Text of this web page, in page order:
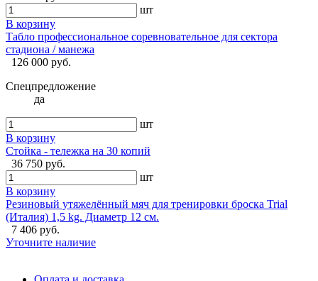
шт
В корзину
Табло профессиональное соревновательное для сектора
стадиона / манежа
126 000 руб.
Спецпредложение
да
шт
В корзину
Стойка - тележка на 30 копий
36 750 руб.
шт
В корзину
Резиновый утяжелённый мяч для тренировки броска Trial
(Италия) 1,5 kg. Диаметр 12 см.
7 406 руб.
Уточните наличие